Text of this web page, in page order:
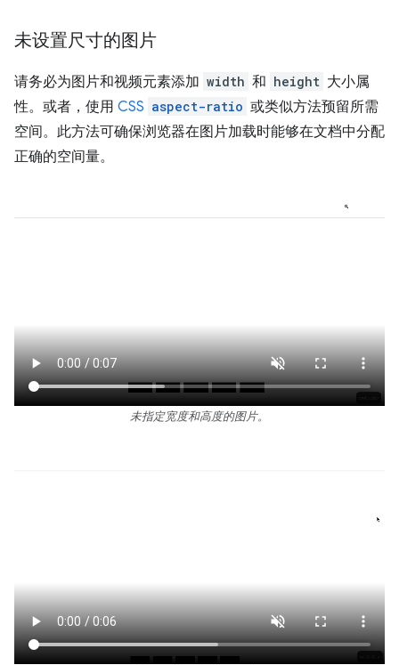
未设置尺寸的图片
请务必为图片和视频元素添加 width 和 height 大小属
性。或者，使用 CSS aspect-ratio 或类似方法预留所需
空间。此方法可确保浏览器在图片加载时能够在文档中分配
正确的空间量。
未指定宽度和高度的图片。